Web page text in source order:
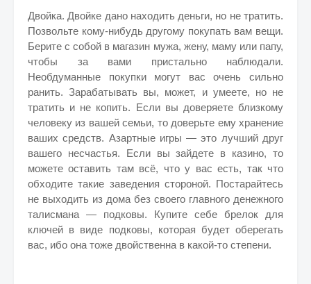
Двойка. Двойке дано находить деньги, но не тратить.
Позвольте кому-нибудь другому покупать вам вещи.
Берите с собой в магазин мужа, жену, маму или папу,
чтобы за вами пристально наблюдали.
Необдуманные покупки могут вас очень сильно
ранить. Зарабатывать вы, может, и умеете, но не
тратить и не копить. Если вы доверяете близкому
человеку из вашей семьи, то доверьте ему хранение
ваших средств. Азартные игры — это лучший друг
вашего несчастья. Если вы зайдете в казино, то
можете оставить там всё, что у вас есть, так что
обходите такие заведения стороной. Постарайтесь
не выходить из дома без своего главного денежного
талисмана — подковы. Купите себе брелок для
ключей в виде подковы, которая будет оберегать
вас, ибо она тоже двойственна в какой-то степени.